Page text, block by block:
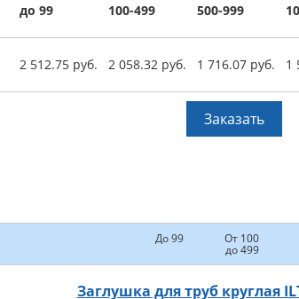
до 99 100-499 500-999
2 512.75 руб. 2 058.32 руб. 1 716.07 руб. 1
Заказать
До 99 От 100
до 499
Заглушка для труб круглая